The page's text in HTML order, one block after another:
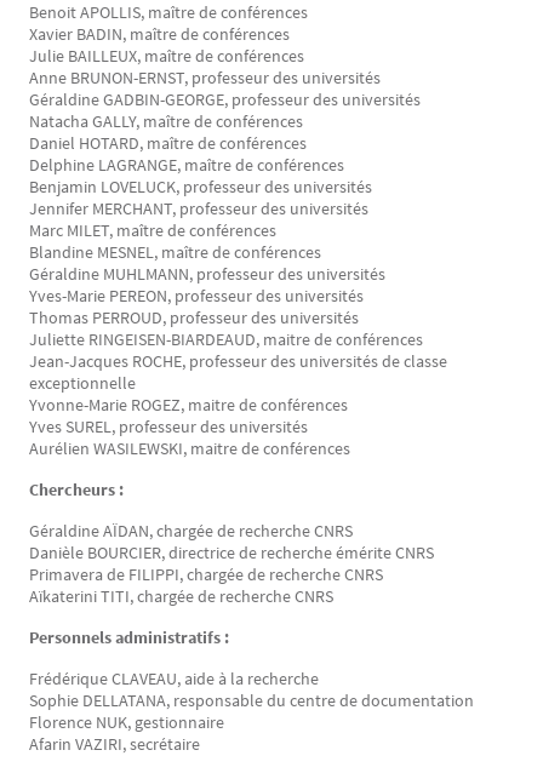
Benoit APOLLIS, maître de conférences
Xavier BADIN, maître de conférences
Julie BAILLEUX, maître de conférences
Anne BRUNON-ERNST, professeur des universités
Géraldine GADBIN-GEORGE, professeur des universités
Natacha GALLY, maître de conférences
Daniel HOTARD, maître de conférences
Delphine LAGRANGE, maître de conférences
Benjamin LOVELUCK, professeur des universités
Jennifer MERCHANT, professeur des universités
Marc MILET, maître de conférences
Blandine MESNEL, maître de conférences
Géraldine MUHLMANN, professeur des universités
Yves-Marie PEREON, professeur des universités
Thomas PERROUD, professeur des universités
Juliette RINGEISEN-BIARDEAUD, maitre de conférences
Jean-Jacques ROCHE, professeur des universités de classe
exceptionnelle
Yvonne-Marie ROGEZ, maitre de conférences
Yves SUREL, professeur des universités
Aurélien WASILEWSKI, maitre de conférences
Chercheurs :
Géraldine AÏDAN, chargée de recherche CNRS
Danièle BOURCIER, directrice de recherche émérite CNRS
Primavera de FILIPPI, chargée de recherche CNRS
Aïkaterini TITI, chargée de recherche CNRS
Personnels administratifs :
Frédérique CLAVEAU, aide à la recherche
Sophie DELLATANA, responsable du centre de documentation
Florence NUK, gestionnaire
Afarin VAZIRI, secrétaire